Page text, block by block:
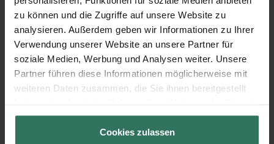
zu können und die Zugriffe auf unsere Website zu
analysieren. Außerdem geben wir Informationen zu Ihrer
Verwendung unserer Website an unsere Partner für
soziale Medien, Werbung und Analysen weiter. Unsere
Partner führen diese Informationen möglicherweise mit
weiteren Daten zusammen, die Sie ihnen bereitgestellt
gesammelt haben.
Cookies zulassen
organisatorische Rahmen rechtssicher
festgelegt werden.
„Die Erfahrung aus unzähligen Gesprächen mit
Ratsuchenden zeigt, dass der über Jahrzehnte
eingeschlagene Weg, der immer zum Bestatter
Man sollte Angebote vergleichen und sich
umfassend beraten lassen, bevor man einen